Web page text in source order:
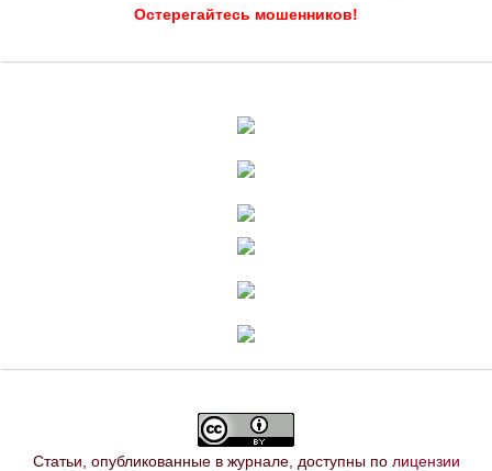
Остерегайтесь мошенников!
Статьи, опубликованные в журнале, доступны по лицензии